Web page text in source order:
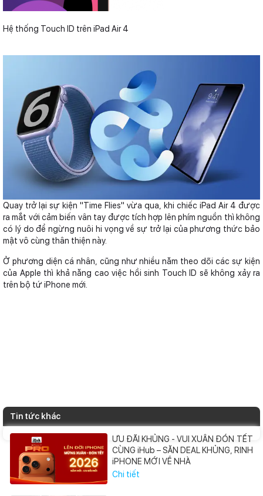
Hệ thống Touch ID trên iPad Air 4
Quay trở lại sự kiện "Time Flies" vừa qua, khi chiếc iPad Air 4 được
ra mắt với cảm biến vân tay được tích hợp lên phím nguồn thì không
có lý do để ngừng nuôi hi vọng về sự trở lại của phương thức bảo
mật vô cùng thân thiện này.
Ở phương diện cá nhân, cũng như nhiều năm theo dõi các sự kiện
của Apple thì khả năng cao việc hồi sinh Touch ID sẽ không xảy ra
trên bộ tứ iPhone mới.
Tin tức khác
ƯU ĐÃI KHỦNG - VUI XUÂN ĐÓN TẾT
CÙNG iHub – SĂN DEAL KHỦNG, RINH
iPHONE MỚI VỀ NHÀ
Chi tiết